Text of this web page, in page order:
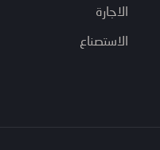
الاجارة
الاستصناع